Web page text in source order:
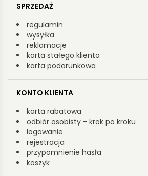
SPRZEDAŻ
regulamin
wysyłka
reklamacje
karta stałego klienta
karta podarunkowa
KONTO KLIENTA
karta rabatowa
odbiór osobisty - krok po kroku
logowanie
rejestracja
przypomnienie hasła
koszyk